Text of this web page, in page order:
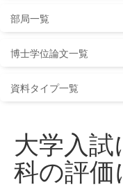
部局一覧
博士学位論文一覧
資料タイプ一覧
大学入
科の評価